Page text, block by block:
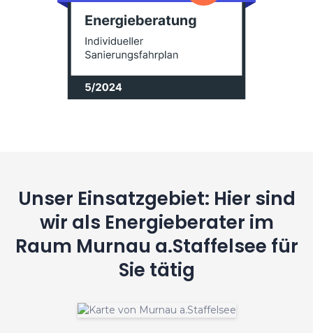
Unser Einsatzgebiet: Hier sind
wir als Energieberater im
Raum Murnau a.Staffelsee für
Sie tätig